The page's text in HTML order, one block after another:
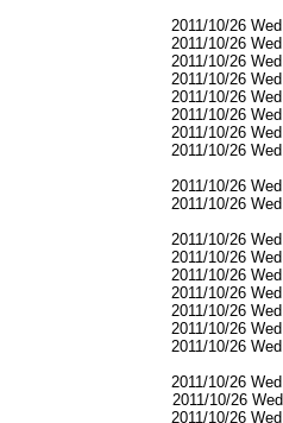
2011/10/26 Wed
2011/10/26 Wed
2011/10/26 Wed
2011/10/26 Wed
2011/10/26 Wed
2011/10/26 Wed
2011/10/26 Wed
2011/10/26 Wed
2011/10/26 Wed
2011/10/26 Wed
2011/10/26 Wed
2011/10/26 Wed
2011/10/26 Wed
2011/10/26 Wed
2011/10/26 Wed
2011/10/26 Wed
2011/10/26 Wed
2011/10/26 Wed
2011/10/26 Wed
2011/10/26 Wed